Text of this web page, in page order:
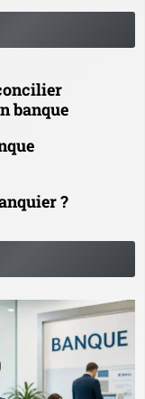
banque
?